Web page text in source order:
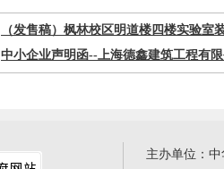
（发售稿）枫林校区明道楼四楼实验室
中小企业声明函--上海德鑫建筑工程有
主办单位：